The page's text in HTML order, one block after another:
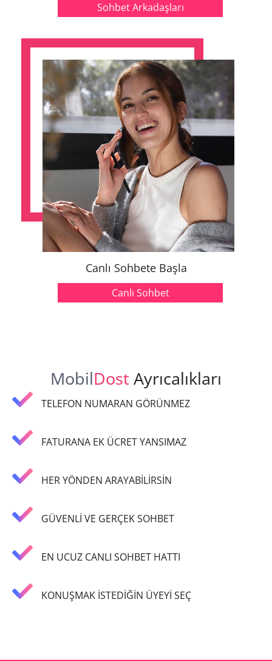
Sohbet Arkadaşları
Canlı Sohbete Başla
Canlı Sohbet
MobilDost Ayrıcalıkları
TELEFON NUMARAN GÖRÜNMEZ
FATURANA EK ÜCRET YANSIMAZ
HER YÖNDEN ARAYABİLİRSİN
GÜVENLİ VE GERÇEK SOHBET
EN UCUZ CANLI SOHBET HATTI
KONUŞMAK İSTEDİĞİN ÜYEYİ SEÇ